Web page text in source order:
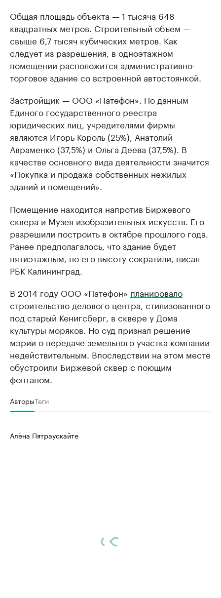
Общая площадь объекта — 1 тысяча 648
квадратных метров. Строительный объем —
свыше 6,7 тысяч кубических метров. Как
следует из разрешения, в одноэтажном
помещении расположится административно-
торговое здание со встроенной автостоянкой.
Застройщик — ООО «Патефон». По данным
Единого государственного реестра
юридических лиц, учредителями фирмы
являются Игорь Король (25%), Анатолий
Авраменко (37,5%) и Ольга Деева (37,5%). В
качестве основного вида деятельности значится
«Покупка и продажа собственных нежилых
зданий и помещений».
Помещение находится напротив Биржевого
сквера и Музея изобразительных искусств. Его
разрешили построить в октябре прошлого года.
Ранее предполагалось, что здание будет
пятиэтажным, но его высоту сократили, писал
РБК Калининград.
В 2014 году ООО «Патефон» планировало
строительство делового центра, стилизованного
под старый Кенигсберг, в сквере у Дома
культуры моряков. Но суд признал решение
мэрии о передаче земельного участка компании
недействительным. Впоследствии на этом месте
обустроили Биржевой сквер с поющим
фонтаном.
АвторыТеги
Алёна Пятраускайте